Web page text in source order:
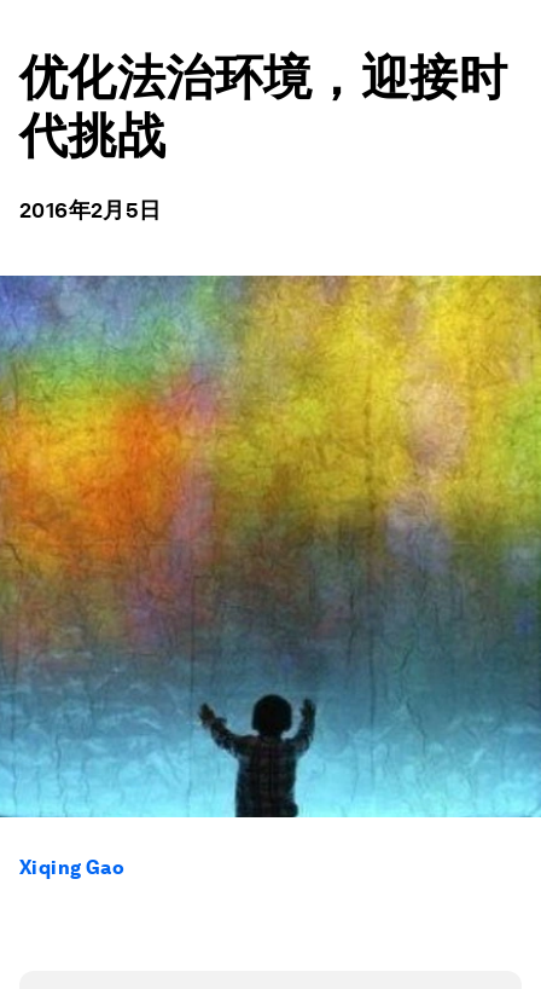
优化法治环境，迎接时
代挑战
2016年2月5日
Xiqing Gao